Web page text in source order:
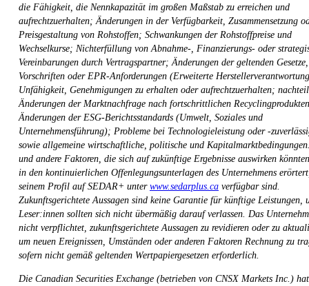
die Fähigkeit, die Nennkapazität im großen Maßstab zu erreichen und
aufrechtzuerhalten; Änderungen in der Verfügbarkeit, Zusammensetzung
Preisgestaltung von Rohstoffen; Schwankungen der Rohstoffpreise und
Wechselkurse; Nichterfüllung von Abnahme-, Finanzierungs- oder
Vereinbarungen durch Vertragspartner; Änderungen der geltenden Gesetze,
Vorschriften oder EPR-Anforderungen (Erweiterte
Unfähigkeit, Genehmigungen zu erhalten oder aufrechtzuerhalten;
Änderungen der Marktnachfrage nach fortschrittlichen
Änderungen der ESG-Berichtsstandards (Umwelt, Soziales und
Unternehmensführung); Probleme bei Technologieleistung oder -
sowie allgemeine wirtschaftliche, politische und
und andere Faktoren, die sich auf zukünftige Ergebnisse auswirken
in den kontinuierlichen Offenlegungsunterlagen des Unternehmens
seinem Profil auf SEDAR+ unter www.sedarplus.ca verfügbar sind.
Zukunftsgerichtete Aussagen sind keine Garantie für künftige Leistungen,
Leser:innen sollten sich nicht übermäßig darauf verlassen. Das
nicht verpflichtet, zukunftsgerichtete Aussagen zu revidieren oder zu
um neuen Ereignissen, Umständen oder anderen Faktoren Rechnung zu
sofern nicht gemäß geltenden Wertpapiergesetzen erforderlich.
Die Canadian Securities Exchange (betrieben von CNSX Markets Inc.)